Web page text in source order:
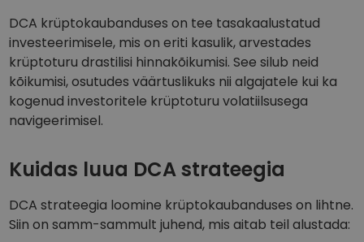
DCA krüptokaubanduses on tee tasakaalustatud
investeerimisele, mis on eriti kasulik, arvestades
krüptoturu drastilisi hinnakõikumisi. See silub neid
kõikumisi, osutudes väärtuslikuks nii algajatele kui ka
kogenud investoritele krüptoturu volatiilsusega
navigeerimisel.
Kuidas luua DCA strateegia
DCA strateegia loomine krüptokaubanduses on lihtne.
Siin on samm-sammult juhend, mis aitab teil alustada: